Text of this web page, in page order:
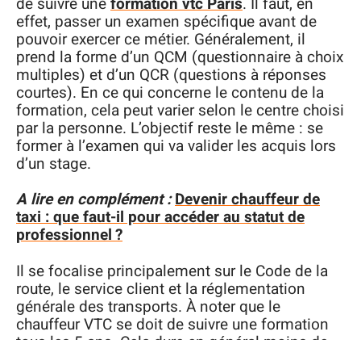
effet, passer un examen spécifique avant de
pouvoir exercer ce métier. Généralement, il
prend la forme d’un QCM (questionnaire à choix
multiples) et d’un QCR (questions à réponses
courtes). En ce qui concerne le contenu de la
formation, cela peut varier selon le centre choisi
par la personne. L’objectif reste le même : se
former à l’examen qui va valider les acquis lors
d’un stage.
A lire en complément :Devenir chauffeur de
taxi : que faut-il pour accéder au statut de
professionnel ?
Il se focalise principalement sur le Code de la
route, le service client et la réglementation
générale des transports. À noter que le
chauffeur VTC se doit de suivre une formation